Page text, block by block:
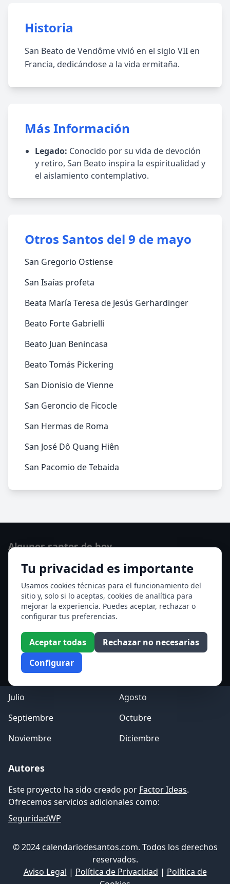
Historia
San Beato de Vendôme vivió en el siglo VII en
Francia, dedicándose a la vida ermitaña.
Más Información
Legado: Conocido por su vida de devoción
y retiro, San Beato inspira la espiritualidad y
el aislamiento contemplativo.
Otros Santos del 9 de mayo
San Gregorio Ostiense
San Isaías profeta
Beata María Teresa de Jesús Gerhardinger
Beato Forte Gabrielli
Beato Juan Benincasa
Beato Tomás Pickering
San Dionisio de Vienne
San Geroncio de Ficocle
San Hermas de Roma
San José Dô Quang Hiên
San Pacomio de Tebaida
Tu privacidad es importante
Usamos cookies técnicas para el funcionamiento del
sitio y, solo si lo aceptas, cookies de analítica para
mejorar la experiencia. Puedes aceptar, rechazar o
configurar tus preferencias.
Aceptar todas
Rechazar no necesarias
Configurar
Algunos santos de hoy
San Hormisda papa
Ver todos los santos de hoy
Acceso a los Meses
Enero
Febrero
Marzo
Abril
Mayo
Julio
Agosto
Septiembre
Octubre
Noviembre
Diciembre
Autores
Este proyecto ha sido creado por Factor Ideas.
Ofrecemos servicios adicionales como:
SeguridadWP
© 2024 calendariodesantos.com. Todos los derechos
reservados.
Aviso Legal | Política de Privacidad | Política de